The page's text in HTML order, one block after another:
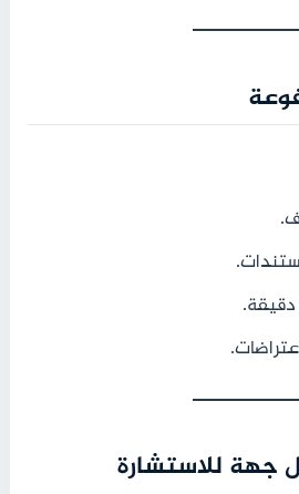
دقيقة.
جهة للاستشارة